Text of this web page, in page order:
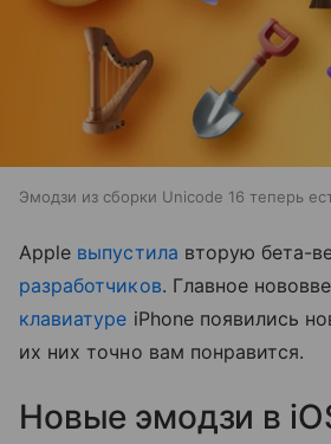
Эмодзи из сборки Unicode 16 теперь
Apple выпустила вторую бета-
разработчиков. Главное
клавиатуре iPhone появились
их них точно вам понравится.
Новые эмодзи в